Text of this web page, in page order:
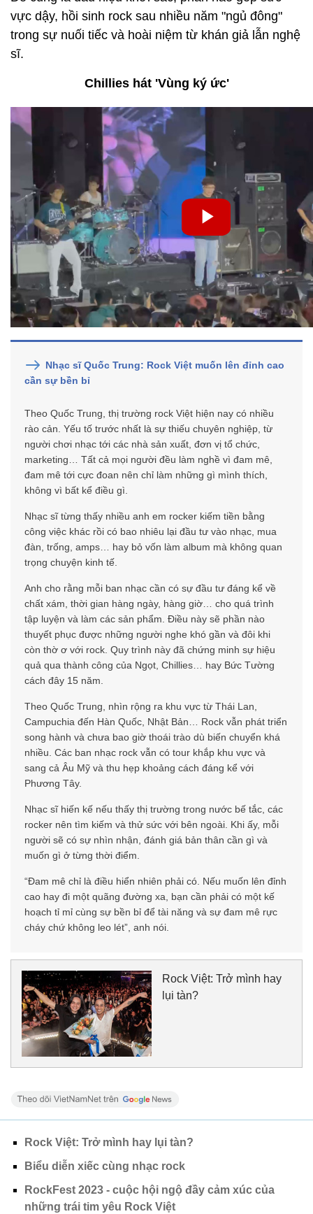
vực dậy, hồi sinh rock sau nhiều năm "ngủ đông"
trong sự nuối tiếc và hoài niệm từ khán giả lẫn nghệ
sĩ.
Chillies hát 'Vùng ký ức'
Nhạc sĩ Quốc Trung: Rock Việt muốn lên đỉnh cao
cần sự bền bỉ
Theo Quốc Trung, thị trường rock Việt hiện nay có nhiều
rào cản. Yếu tố trước nhất là sự thiếu chuyên nghiệp, từ
người chơi nhạc tới các nhà sản xuất, đơn vị tổ chức,
marketing… Tất cả mọi người đều làm nghề vì đam mê,
đam mê tới cực đoan nên chỉ làm những gì mình thích,
không vì bất kể điều gì.
Nhạc sĩ từng thấy nhiều anh em rocker kiếm tiền bằng
công việc khác rồi có bao nhiêu lại đầu tư vào nhạc, mua
đàn, trống, amps… hay bỏ vốn làm album mà không quan
trọng chuyện kinh tế.
Anh cho rằng mỗi ban nhạc cần có sự đầu tư đáng kể về
chất xám, thời gian hàng ngày, hàng giờ… cho quá trình
tập luyện và làm các sản phẩm. Điều này sẽ phần nào
thuyết phục được những người nghe khó gần và đôi khi
còn thờ ơ với rock. Quy trình này đã chứng minh sự hiệu
quả qua thành công của Ngọt, Chillies… hay Bức Tường
cách đây 15 năm.
Theo Quốc Trung, nhìn rộng ra khu vực từ Thái Lan,
Campuchia đến Hàn Quốc, Nhật Bản… Rock vẫn phát triển
song hành và chưa bao giờ thoái trào dù biến chuyển khá
nhiều. Các ban nhạc rock vẫn có tour khắp khu vực và
sang cả Âu Mỹ và thu hẹp khoảng cách đáng kể với
Phương Tây.
Nhạc sĩ hiến kế nếu thấy thị trường trong nước bế tắc, các
rocker nên tìm kiếm và thử sức với bên ngoài. Khi ấy, mỗi
người sẽ có sự nhìn nhận, đánh giá bản thân cần gì và
muốn gì ở từng thời điểm.
“Đam mê chỉ là điều hiển nhiên phải có. Nếu muốn lên đỉnh
cao hay đi một quãng đường xa, bạn cần phải có một kế
hoạch tỉ mỉ cùng sự bền bỉ để tài năng và sự đam mê rực
cháy chứ không leo lét”, anh nói.
Rock Việt: Trở mình hay
lụi tàn?
Rock Việt: Trở mình hay lụi tàn?
Biểu diễn xiếc cùng nhạc rock
RockFest 2023 - cuộc hội ngộ đầy cảm xúc của
những trái tim yêu Rock Việt